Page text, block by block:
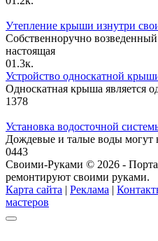
Утепление крыши изнутри
Собственноручно
настоящая
01.3к.
Устройство односкатной
Односкатная крыша является
1378
Установка водосточной
Дождевые и талые воды могут
0443
Своими-Руками © 2026 -
ремонтируют своими руками.
Карта сайта | Реклама |
мастеров